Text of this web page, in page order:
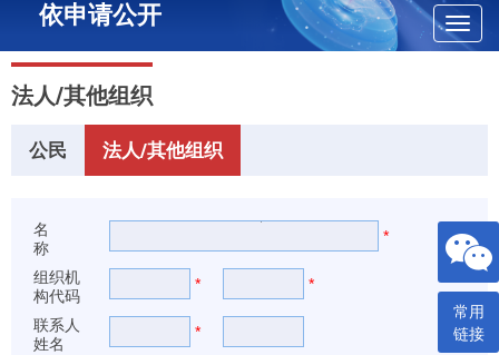
依申请公开
法人/其他组织
公民 法人/其他组织
名
称
*
组织机
构代码
* *
联系人
姓名
*
常用
链接